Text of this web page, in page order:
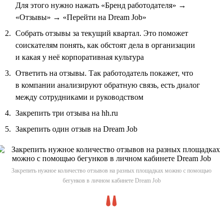
Для этого нужно нажать «Бренд работодателя» →
«Отзывы» → «Перейти на Dream Job»
Собрать отзывы за текущий квартал. Это поможет
соискателям понять, как обстоят дела в организации
и какая у неё корпоративная культура
Ответить на отзывы. Так работодатель покажет, что
в компании анализируют обратную связь, есть диалог
между сотрудниками и руководством
Закрепить три отзыва на hh.ru
Закрепить один отзыв на Dream Job
Закрепить нужное количество отзывов на разных площадках можно с помощью
бегунков в личном кабинете Dream Job